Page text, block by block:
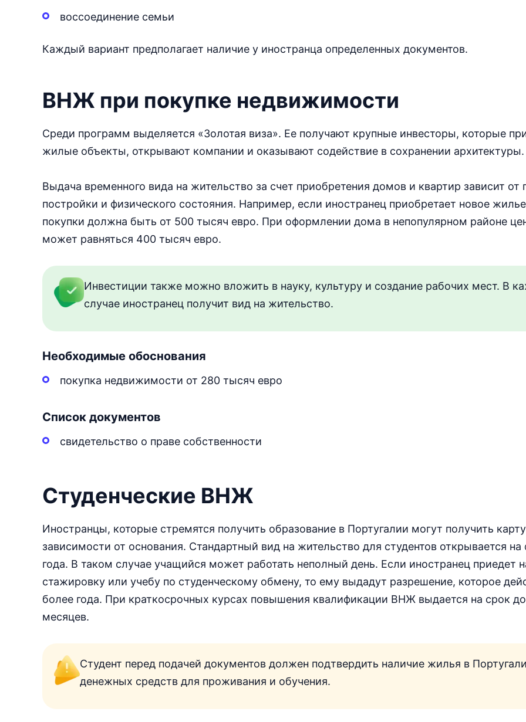
воссоединение семьи
Каждый вариант предполагает наличие у иностранца определенных документов.
ВНЖ при покупке недвижимости
Среди программ выделяется «Золотая виза». Ее получают крупные инвесторы, которые
жилые объекты, открывают компании и оказывают содействие в сохранении архитектуры.
Выдача временного вида на жительство за счет приобретения домов и квартир зависит от
постройки и физического состояния. Например, если иностранец приобретает новое
покупки должна быть от 500 тысяч евро. При оформлении дома в непопулярном районе
может равняться 400 тысяч евро.
Инвестиции также можно вложить в науку, культуру и создание рабочих мест. В
случае иностранец получит вид на жительство.
Необходимые обоснования
покупка недвижимости от 280 тысяч евро
Список документов
свидетельство о праве собственности
Студенческие ВНЖ
Иностранцы, которые стремятся получить образование в Португалии могут получить
зависимости от основания. Стандартный вид на жительство для студентов открывается на
года. В таком случае учащийся может работать неполный день. Если иностранец приедет
стажировку или учебу по студенческому обмену, то ему выдадут разрешение, которое
более года. При краткосрочных курсах повышения квалификации ВНЖ выдается на срок
месяцев.
Студент перед подачей документов должен подтвердить наличие жилья в
денежных средств для проживания и обучения.